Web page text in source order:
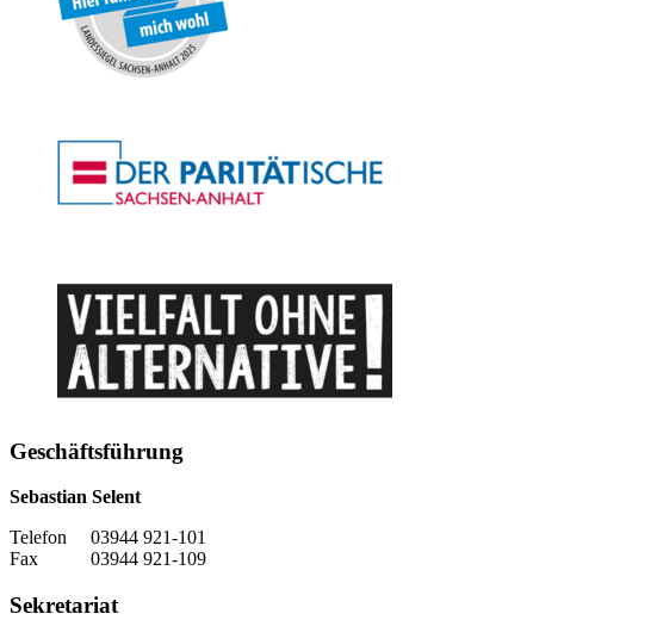
Geschäftsführung
Sebastian Selent
Telefon 03944 921-101
Fax 03944 921-109
Sekretariat